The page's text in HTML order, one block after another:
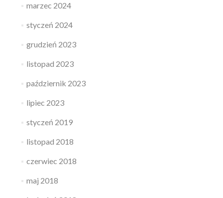
marzec 2024
styczeń 2024
grudzień 2023
listopad 2023
październik 2023
lipiec 2023
styczeń 2019
listopad 2018
czerwiec 2018
maj 2018